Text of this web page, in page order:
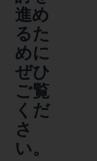
進め
るた
めに
ぜひ
ご覧
くだ
さ
い。